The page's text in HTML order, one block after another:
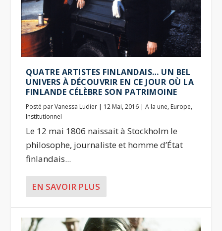
QUATRE ARTISTES FINLANDAIS… UN BEL
UNIVERS À DÉCOUVRIR EN CE JOUR OÙ LA
FINLANDE CÉLÈBRE SON PATRIMOINE
Posté parVanessa Ludier | 12 Mai, 2016 |A la une, Europe,
Institutionnel
Le 12 mai 1806 naissait à Stockholm le
philosophe, journaliste et homme d’État
finlandais...
EN SAVOIR PLUS